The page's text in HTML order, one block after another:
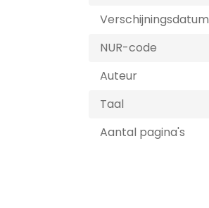
Verschijningsdatum
NUR-code
Auteur
Taal
Aantal pagina's